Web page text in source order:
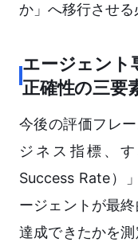
か」へ移行させる
エージェント
正確性の三要
今後の評価フレ
ジネス指標、
Success Rate）
ージェントが最
達成できたかを